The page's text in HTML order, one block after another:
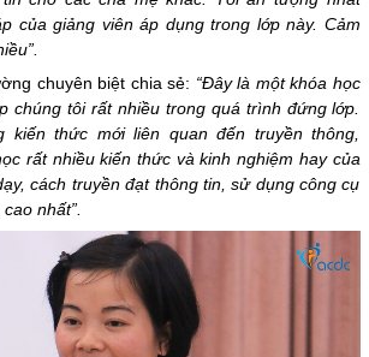
của giảng viên áp dụng trong lớp này. Cảm
chuyên biệt chia sẻ: “Đây là một khóa học
chúng tôi rất nhiều trong quá trình đứng lớp.
kiến thức mới liên quan đến truyền thông,
rất nhiều kiến thức và kinh nghiệm hay của
cách truyền đạt thông tin, sử dụng công cụ
nhất”.